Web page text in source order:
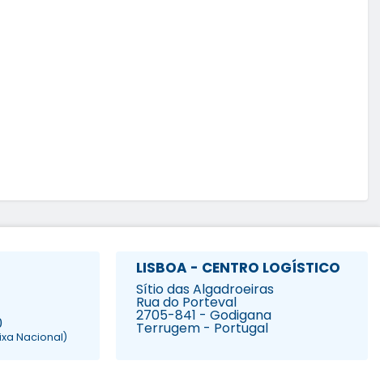
Nacional)
LISBOA - CENTRO LOGÍSTICO
Sítio das Algadroeiras
Rua do Porteval
2705-841 - Godigana
Terrugem - Portugal